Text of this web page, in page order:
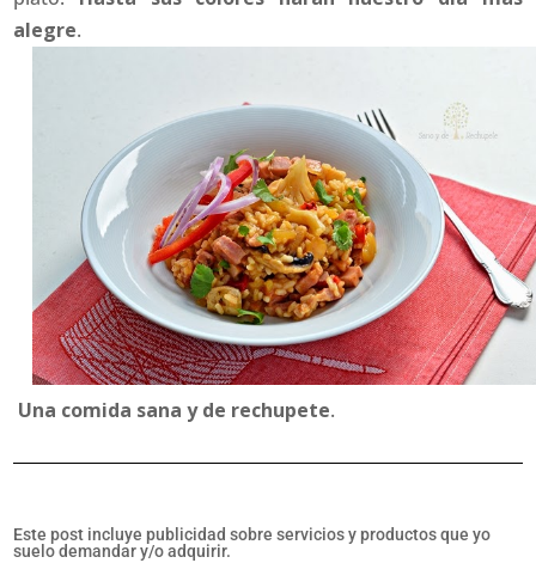
alegre.
Una comida sana y de rechupete.
Este post incluye publicidad sobre servicios y productos que yo
suelo demandar y/o adquirir.